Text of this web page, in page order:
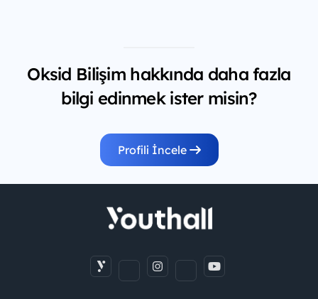
Oksid Bilişim hakkında daha fazla
bilgi edinmek ister misin?
Profili İncele